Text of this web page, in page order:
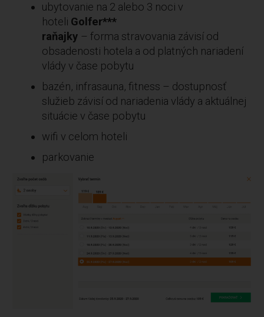
ubytovanie na 2 alebo 3 noci v
hoteli Golfer***
raňajky – forma stravovania závisí od
obsadenosti hotela a od platných nariadení
vlády v čase pobytu
bazén, infrasauna, fitness – dostupnosť
služieb závisí od nariadenia vlády a aktuálnej
situácie v čase pobytu
wifi v celom hoteli
parkovanie